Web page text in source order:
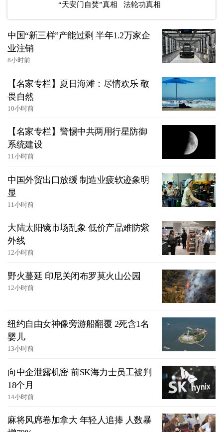
“天安门自焚”真相
法轮功真相
中国“新三样”产能过剩 半年1.2万家企
业注销
8小时前
【名家专栏】夏日海滩：尽情欢乐 敬
畏自然
10小时前
【名家专栏】警惕中共两用行星防御
系统建设
11小时前
中国外贸出口放缓 制造业疲软迹象明
显
11小时前
大陆太阳镜市场乱象 低价产品难防紫
外线
12小时前
野火蔓延 印尼关闭布罗莫火山公园
12小时前
纽约自由女神像旁游船翻覆 2死含1名
婴儿
13小时前
向中企泄露机密 前SK海力士员工被判
18个月
14小时前
麻将风席卷加拿大 年轻人追捧 人数暴